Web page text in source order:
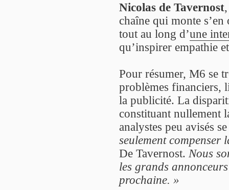
Nicolas de Tavernost
chaîne qui monte
tout au long d’une
qu’inspirer empathie
Pour résumer, M6 se
problèmes financiers,
la publicité. La
constituant nullement
analystes peu avisés
seulement compenser
De Tavernost. Nous
les grands
prochaine. »